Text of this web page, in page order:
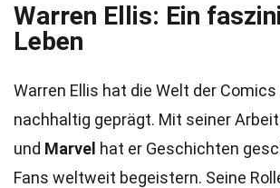
Warren Ellis: Ein
Leben
Warren Ellis hat die Welt der
nachhaltig geprägt. Mit seiner
und Marvel hat er Geschichten
Fans weltweit begeistern. Seine